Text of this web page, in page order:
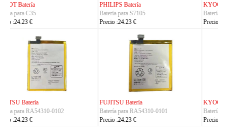
KYOCERA Batería
Batería para 5AAXBT134JAA
Precio :24.23 €
KYOCERA Batería
Batería para 5AAXBT113JAA
Precio :24.23 €
KYOCERA Batería
Batería para 5AAXBT155
Precio :24.23 €
ACE Batería
Batería para BAS022
Precio :24.23 €